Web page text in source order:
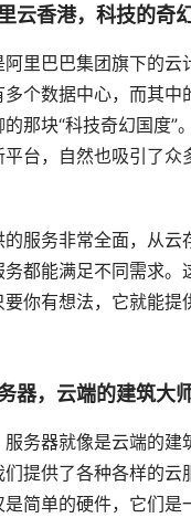
云香港，科技的奇
阿里巴巴集团旗下的云
多个数据中心，而其中
那块“科技奇幻国度”
平台，自然也吸引了众
的服务非常全面，从云
都能满足不同需求。
你有想法，它就能提
器，云端的建筑大
务器就像是云端的建
提供了各种各样的云
是简单的硬件，它们是